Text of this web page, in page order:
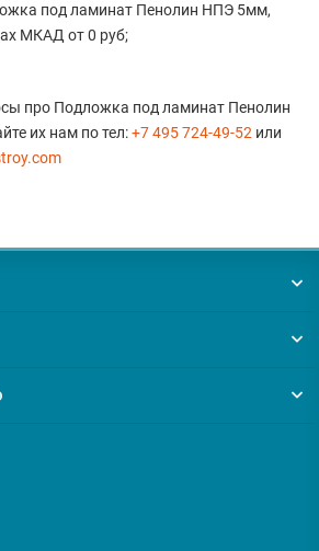
под ламинат Пенолин НПЭ 5мм,
МКАД от 0 руб;
про Подложка под ламинат Пенолин
их нам по тел:+7 495 724-49-52 или